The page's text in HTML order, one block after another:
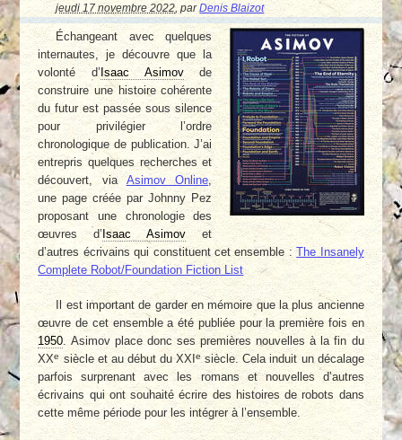
jeudi 17 novembre 2022 ,parDenis Blaizot
Échangeant avec quelques
internautes, je découvre que la
volonté d’ Isaac Asimovde
construire une histoire cohérente
du futur est passée sous silence
pour privilégier l’ordre
chronologique de publication. J’ai
entrepris quelques recherches et
découvert, viaAsimov Online,
une page créée par Johnny Pez
proposant une chronologie des
œuvres d’ Isaac Asimov et
d’autres écrivains qui constituent cet ensemble :The Insanely
Complete Robot/Foundation Fiction List
Il est important de garder en mémoire que la plus ancienne
œuvre de cet ensemble a été publiée pour la première fois en
1950. Asimov place donc ses premières nouvelles à la fin du
XXesiècle et au début du XXIesiècle. Cela induit un décalage
parfois surprenant avec les romans et nouvelles d’autres
écrivains qui ont souhaité écrire des histoires de robots dans
cette même période pour les intégrer à l’ensemble.